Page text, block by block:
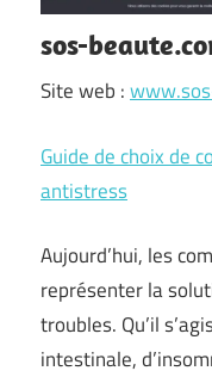
sos-
Site web :
Guide de choix de
antistress
Aujourd’hui, les
représenter la
troubles. Qu’il
intestinale,